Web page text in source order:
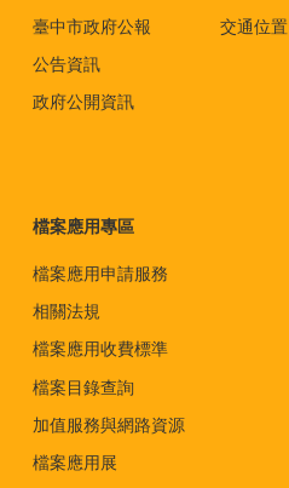
臺中市政府公報
公告資訊
政府公開資訊
交通位置
檔案應用專區
檔案應用申請服務
相關法規
檔案應用收費標準
檔案目錄查詢
加值服務與網路資源
檔案應用展